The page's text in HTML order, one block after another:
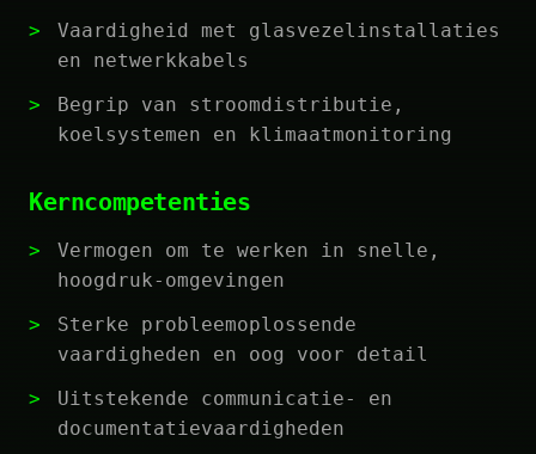
Vaardigheid met glasvezelinstallaties
en netwerkkabels
Begrip van stroomdistributie,
koelsystemen en klimaatmonitoring
Kerncompetenties
Vermogen om te werken in snelle,
hoogdruk-omgevingen
Sterke probleemoplossende
vaardigheden en oog voor detail
Uitstekende communicatie- en
documentatievaardigheden